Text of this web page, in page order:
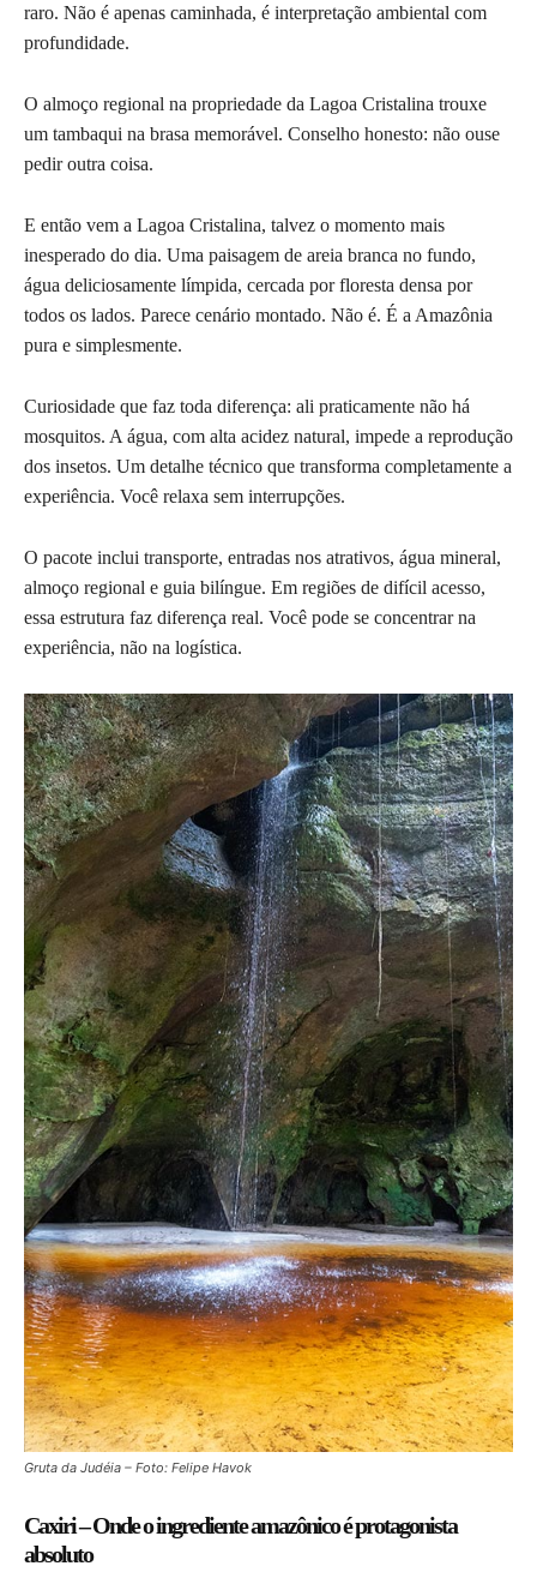
raro. Não é apenas caminhada, é interpretação ambiental com
profundidade.
O almoço regional na propriedade da Lagoa Cristalina trouxe
um tambaqui na brasa memorável. Conselho honesto: não ouse
pedir outra coisa.
E então vem a Lagoa Cristalina, talvez o momento mais
inesperado do dia. Uma paisagem de areia branca no fundo,
água deliciosamente límpida, cercada por floresta densa por
todos os lados. Parece cenário montado. Não é. É a Amazônia
pura e simplesmente.
Curiosidade que faz toda diferença: ali praticamente não há
mosquitos. A água, com alta acidez natural, impede a reprodução
dos insetos. Um detalhe técnico que transforma completamente a
experiência. Você relaxa sem interrupções.
O pacote inclui transporte, entradas nos atrativos, água mineral,
almoço regional e guia bilíngue. Em regiões de difícil acesso,
essa estrutura faz diferença real. Você pode se concentrar na
experiência, não na logística.
Gruta da Judéia – Foto: Felipe Havok
Caxiri – Onde o ingrediente amazônico é protagonista
absoluto